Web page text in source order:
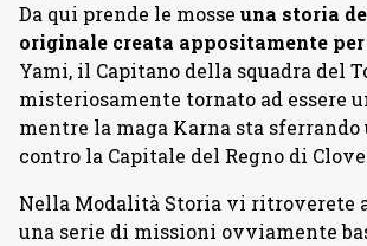
Da qui prende le mosse una storia
originale creata appositamente
Yami, il Capitano della squadra del
misteriosamente tornato ad essere
mentre la maga Karna sta sferrando
contro la Capitale del Regno di
Nella Modalità Storia vi ritroverete
una serie di missioni ovviamente